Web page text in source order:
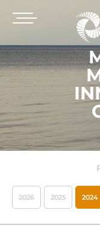
2026 2025 2024